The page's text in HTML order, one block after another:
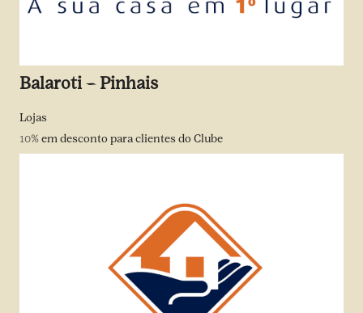
Balaroti – Pinhais
Lojas
10%em desconto para clientes do Clube